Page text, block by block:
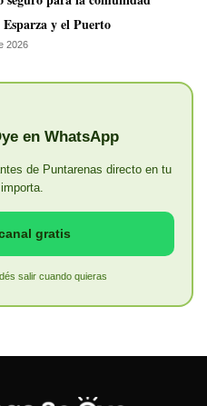
y el Puerto
2026
en WhatsApp
de Puntarenas directo en tu
gratis
salir cuando quieras